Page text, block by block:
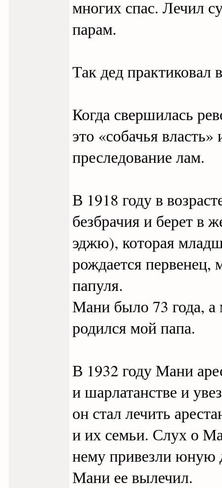
многих спас. Лечил
парам.
Так дед практиковал
Когда свершилась
это «собачья
преследование лам.
В 1918 году в
безбрачия и берет в
эджю), которая
рождается первенец,
папуля.
Мани было 73 года, а
родился мой папа.
В 1932 году Мани
и шарлатанстве и
он стал лечить
и их семьи. Слух о
нему привезли юную
Мани ее вылечил.